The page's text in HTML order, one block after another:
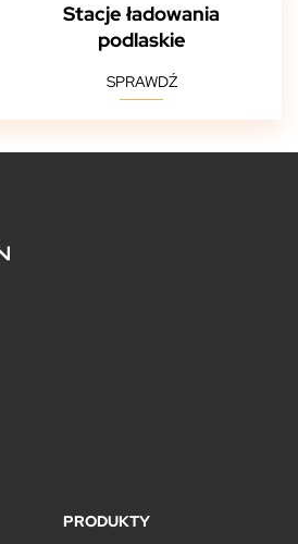
Stacje ładowania
podlaskie
SPRAWDŹ
PRODUKTY